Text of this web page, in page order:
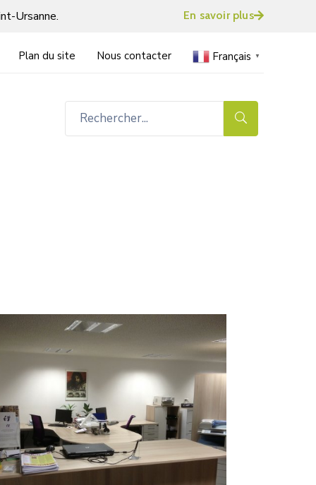
Ursanne. En savoir plus
Plan du site Nous contacter Français ▼